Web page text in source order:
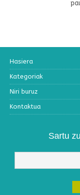
Hasiera
Kategoriak
Niri buruz
Kontaktua
Sartu